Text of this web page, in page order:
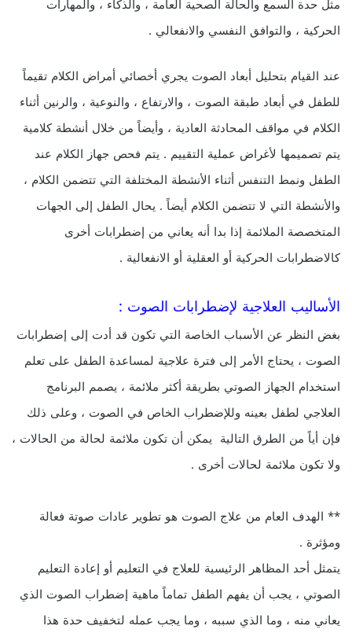
مثل حدة السمع والحالة الصحية العامة ، والذكاء ، والمهارات
الحركية ، والتوافق النفسي والانفعالي .
عند القيام بتحليل أبعاد الصوت يجري أخصائي أمراض الكلام تقيماً
للطفل في أبعاد طبقة الصوت ، والارتفاع ، والنوعية ، والرنين أثناء
الكلام في مواقف المحادثة العادية ، وأيضاً من خلال أنشطة كلامية
يتم تصميمها لأغراض عملية التقييم . يتم فحص جهاز الكلام عند
الطفل ونمط التنفس أثناء الأنشطة المختلفة التي تتضمن الكلام ،
والأنشطة التي لا تتضمن الكلام أيضاً . يحال الطفل إلى الجهات
المتخصصة الملائمة إذا بدا أنه يعاني من إضطرابات أخرى
كالاضطرابات الحركية أو العقلية أو الانفعالية .
الأساليب العلاجية لإضطرابات الصوت :
بغض النظر عن الأسباب الخاصة التي تكون قد أدت إلى إضطرابات
الصوت ، يحتاج الأمر إلى فترة علاجية لمساعدة الطفل على تعلم
استخدام الجهاز الصوتي بطريقة أكثر ملائمة ، يصمم البرنامج
العلاجي لطفل بعينه وللإضطراب الخاص في الصوت ، وعلى ذلك
فإن أياً من الطرق التالية يمكن أن تكون ملائمة لحالة من الحالات ،
ولا تكون ملائمة لحالات أخرى .
** الهدف العام من علاج الصوت هو تطوير عادات صوتة فعالة
ومؤثرة .
يتمثل أحد المظاهر الرئيسية للعلاج في التعليم أو إعادة التعليم
الصوتي ، يجب أن يفهم الطفل تماماً ماهية إضطراب الصوت الذي
يعاني منه ، وما الذي سببه ، وما يجب عمله لتخفيف حدة هذا